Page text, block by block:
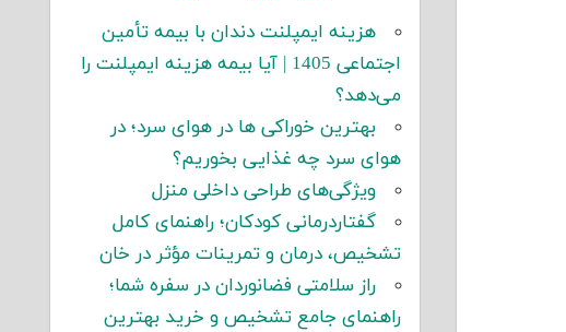
هزینه ایمپلنت دندان با بیمه تأمین
اجتماعی 1405 | آیا بیمه هزینه ایمپلنت را
می‌دهد؟
بهترین خوراکی ها در هوای سرد؛ در
هوای سرد چه غذایی بخوریم؟
ویژگی‌های طراحی داخلی منزل
گفتاردرمانی کودکان؛ راهنمای کامل
تشخیص، درمان و تمرینات مؤثر در خان
راز سلامتی فضانوردان در سفره شما؛
راهنمای جامع تشخیص و خرید بهترین